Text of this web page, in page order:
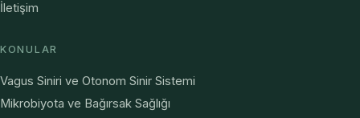
İletişim
KONULAR
Vagus Siniri ve Otonom Sinir Sistemi
Mikrobiyota ve Bağırsak Sağlığı